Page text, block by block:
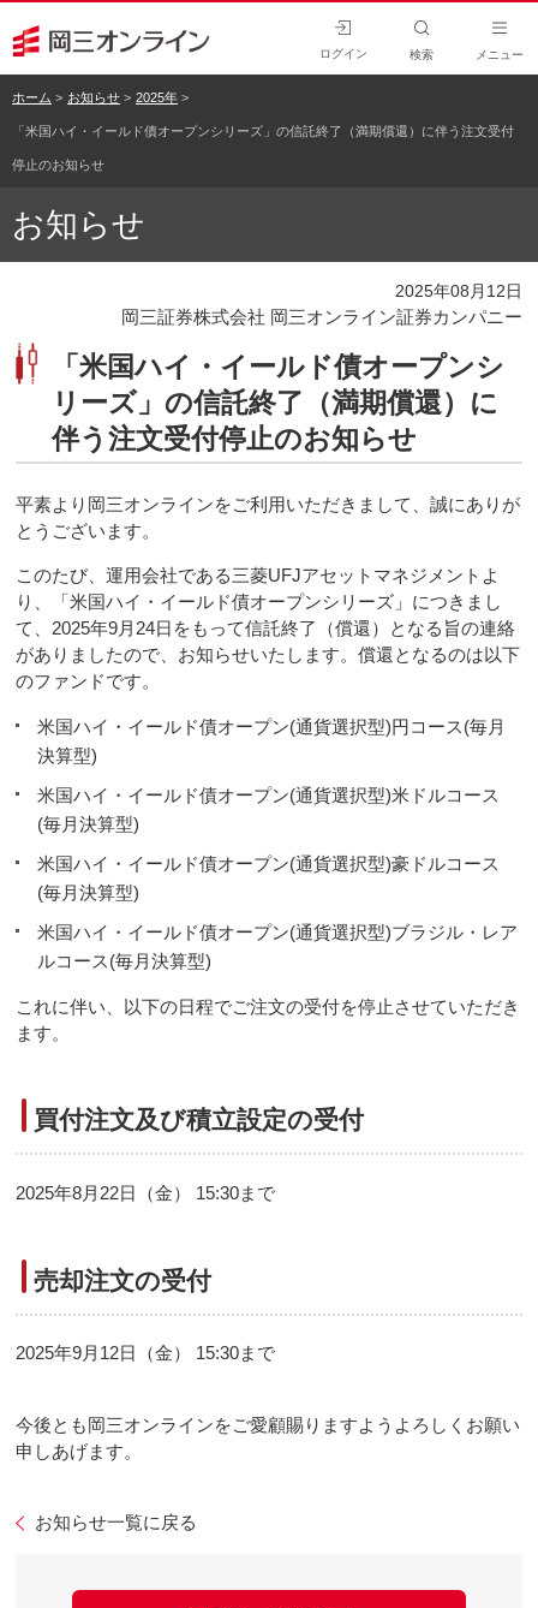
ログイン 検索 メニュー
ホーム お知らせ 2025年
「米国ハイ・イールド債オープンシリーズ」の信託終了（満期償還）に伴う注文受付
停止のお知らせ
お知らせ
2025年08月12日
岡三証券株式会社 岡三オンライン証券カンパニー
「米国ハイ・イールド債オープンシ
リーズ」の信託終了（満期償還）に
伴う注文受付停止のお知らせ
平素より岡三オンラインをご利用いただきまして、誠にありが
とうございます。
このたび、運用会社である三菱UFJアセットマネジメントよ
り、「米国ハイ・イールド債オープンシリーズ」につきまし
て、2025年9月24日をもって信託終了（償還）となる旨の連絡
がありましたので、お知らせいたします。償還となるのは以下
のファンドです。
米国ハイ・イールド債オープン(通貨選択型)円コース(毎月
決算型)
米国ハイ・イールド債オープン(通貨選択型)米ドルコース
(毎月決算型)
米国ハイ・イールド債オープン(通貨選択型)豪ドルコース
(毎月決算型)
米国ハイ・イールド債オープン(通貨選択型)ブラジル・レア
ルコース(毎月決算型)
これに伴い、以下の日程でご注文の受付を停止させていただき
ます。
買付注文及び積立設定の受付
2025年8月22日（金） 15:30まで
売却注文の受付
2025年9月12日（金） 15:30まで
今後とも岡三オンラインをご愛顧賜りますようよろしくお願い
申しあげます。
お知らせ一覧に戻る